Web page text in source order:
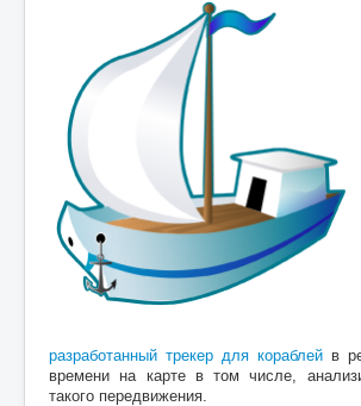
разработанный трекер для кораблей в
времени на карте в том числе,
такого передвижения.